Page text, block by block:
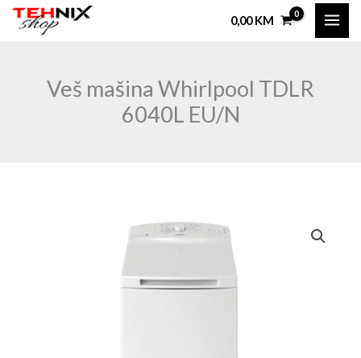
Skip
0,00KM
Veš mašina Whirlpool TDLR
6040L EU/N